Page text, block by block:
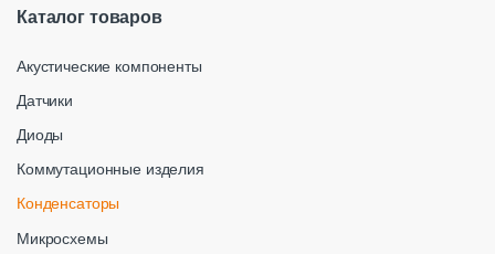
Каталог товаров
Акустические компоненты
Датчики
Диоды
Коммутационные изделия
Конденсаторы
Микросхемы